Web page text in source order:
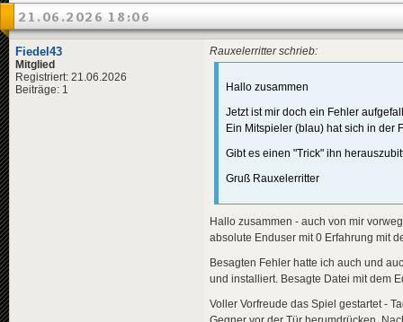
21.06.2026 18:06
Fiedel43
Mitglied
Registriert: 21.06.2026
Beiträge: 1
Rauxelerritter schrieb:
Hallo zusammen
Jetzt ist mir doch ein Fehler
Ein Mitspieler (blau) hat sich in der
Gibt es einen "Trick" ihn
Gruß Rauxelerritter
Hallo zusammen - auch von mir
absolute Enduser mit 0 Erfahrung mit
Besagten Fehler hatte ich auch und
und installiert. Besagte Datei mit dem
Voller Vorfreude das Spiel gestartet -